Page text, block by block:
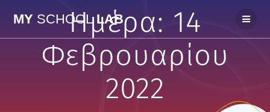
to
content
MY SCHOOLLAB
Ημέρα: 14
Φεβρουαρίου
2022